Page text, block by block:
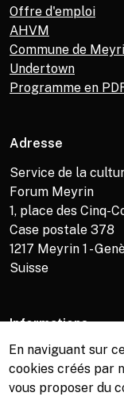
Offre d'emploi
AHVM
Commune de
Undertown
Programme en
Adresse
Service de la
Forum Meyrin
1, place des Cinq-
Case postale 378
1217 Meyrin 1 -
Suisse
Informations
Service de la
Billetterie +41
Bibliothèque +41
En naviguant sur
cookies créés par
vous proposer du